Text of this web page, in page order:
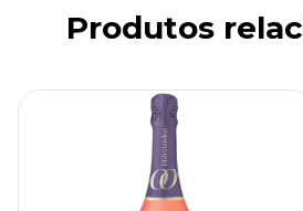
Produtos